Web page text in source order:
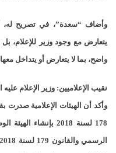
وأضاف “سعدة”، في تصريح له،
يتعارض مع وجود وزير للإعلام،
واضح، بما لا يتعارض أو يتداخل
نقيب الإعلاميين: وزير الإعلام
وأكد أن الهيئات الإعلامية
178 لسنة 2018 بإنشاء